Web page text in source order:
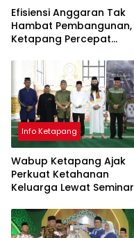
Efisiensi Anggaran Tak
Hambat Pembangunan,
Ketapang Percepat
Kolaborasi
Info Ketapang
Wabup Ketapang Ajak
Perkuat Ketahanan
Keluarga Lewat Seminar